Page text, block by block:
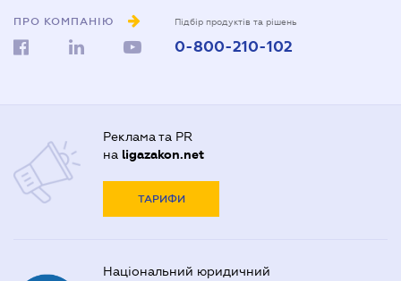
ПРО КОМПАНІЮ Підбір продуктів та рішень
0-800-210-102
Реклама та PR
на ligazakon.net
ТАРИФИ
Національний юридичний